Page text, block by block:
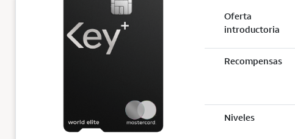
Oferta
introductoria
Recompensas
Niveles